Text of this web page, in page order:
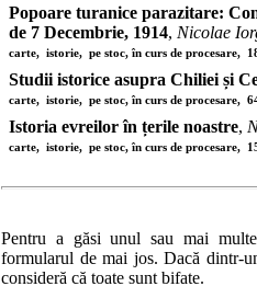
Popoare turanice parazitare:
de 7 Decembrie, 1914, Nicolae
carte, istorie, pe stoc, în curs de procesare,
Studii istorice asupra Chiliei și
carte, istorie, pe stoc, în curs de procesare,
Istoria evreilor în țerile noastre,
carte, istorie, pe stoc, în curs de procesare,
Pentru a găsi unul sau mai
formularul de mai jos. Dacă dintr-
consideră că toate sunt bifate.